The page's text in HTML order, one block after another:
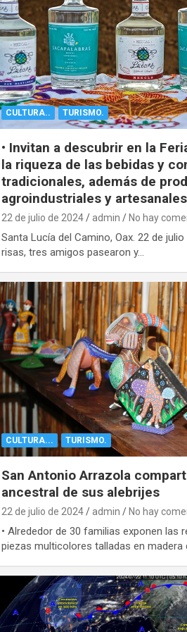
CULTURA.. TURISMO.
• Invitan a descubrir en la
la riqueza de las bebidas y
tradicionales, además de
agroindustriales y artesanales
22 de julio de 2024 admin No hay
Santa Lucía del Camino, Oax. 22 de
risas, tres amigos pasearon y…
CULTURA... TURISMO.
San Antonio Arrazola
ancestral de sus alebrijes
22 de julio de 2024 admin No hay
• Alrededor de 30 familias exponen las
piezas multicolores talladas en madera